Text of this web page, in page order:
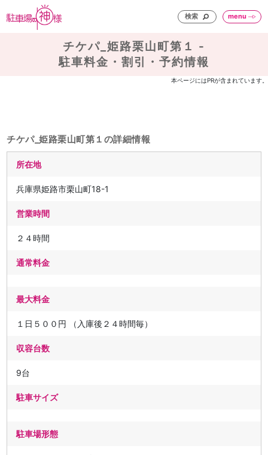
検索 menu
チケパ_姫路栗山町第１ -
駐車料金・割引・予約情報
本ページにはPRが含まれています。
チケパ_姫路栗山町第１の詳細情報
所在地
兵庫県姫路市栗山町18-1
営業時間
２４時間
通常料金
最大料金
１日５００円 （入庫後２４時間毎）
収容台数
9台
駐車サイズ
駐車場形態